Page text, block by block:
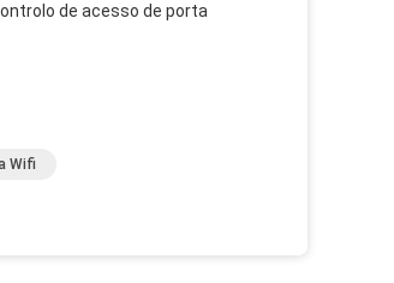
de acesso de porta
Wifi